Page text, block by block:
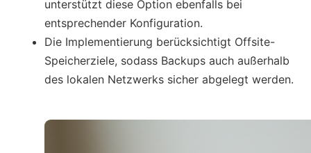
unterstützt diese Option ebenfalls bei
entsprechender Konfiguration.
Die Implementierung berücksichtigt Offsite-
Speicherziele, sodass Backups auch außerhalb
des lokalen Netzwerks sicher abgelegt werden.